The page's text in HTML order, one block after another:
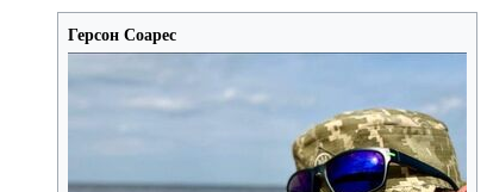
Герсон Соарес